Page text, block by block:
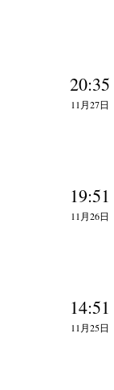
20:35
11月27日
19:51
11月26日
14:51
11月25日